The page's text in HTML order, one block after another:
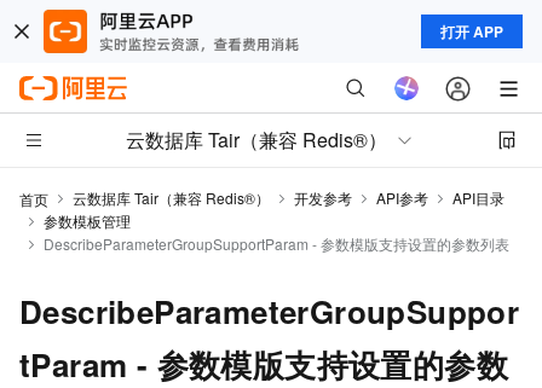
打开 APP
云数据库 Tair（兼容 Redis®）
首页 云数据库 Tair（兼容 Redis®） 开发参考 API参考
API目录
参数模板管理
DescribeParameterGroupSupportParam - 参数模版支持设置的参数列表
DescribeParameterGroupSuppor
tParam - 参数模版支持设置的参数